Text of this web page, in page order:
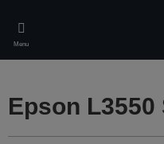
main
content
Menu
Epson L3550